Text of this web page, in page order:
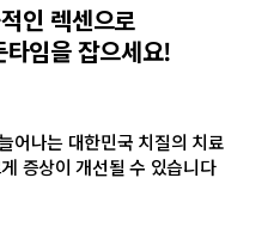
인 렉센으로
임을 잡으세요!
어나는 대한민국 치질의 치료
증상이 개선될 수 있습니다